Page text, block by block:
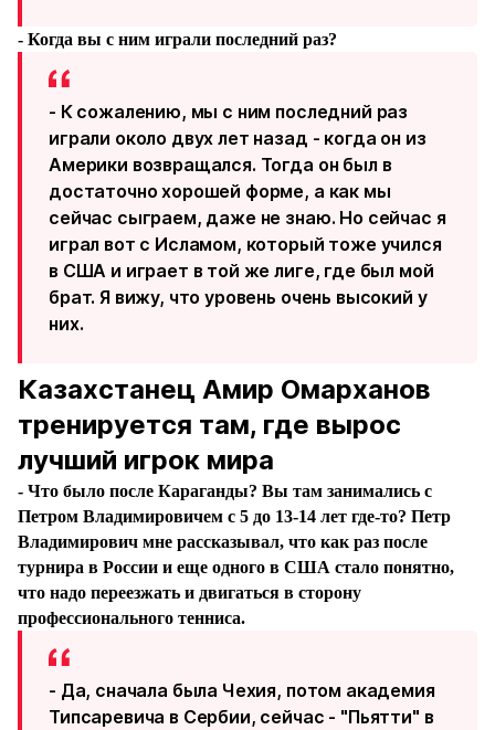
- Когда вы с ним играли последний раз?
- К сожалению, мы с ним последний раз
играли около двух лет назад - когда он из
Америки возвращался. Тогда он был в
достаточно хорошей форме, а как мы
сейчас сыграем, даже не знаю. Но сейчас я
играл вот с Исламом, который тоже учился
в США и играет в той же лиге, где был мой
брат. Я вижу, что уровень очень высокий у
них.
Казахстанец Амир Омарханов
тренируется там, где вырос
лучший игрок мира
- Что было после Караганды? Вы там занимались с
Петром Владимировичем с 5 до 13-14 лет где-то? Петр
Владимирович мне рассказывал, что как раз после
турнира в России и еще одного в США стало понятно,
что надо переезжать и двигаться в сторону
профессионального тенниса.
- Да, сначала была Чехия, потом академия
Типсаревича в Сербии, сейчас - "Пьятти" в